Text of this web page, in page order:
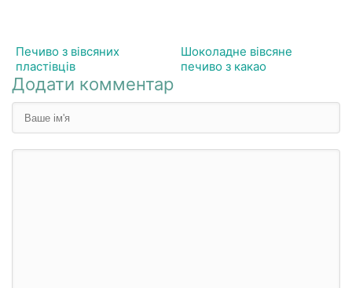
Печиво з вівсяних
пластівців
Шоколадне вівсяне
печиво з какао
Додати комментар